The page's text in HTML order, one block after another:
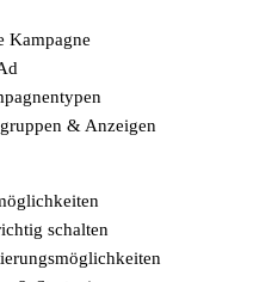
Kampagne
& Anzeigen
schalten